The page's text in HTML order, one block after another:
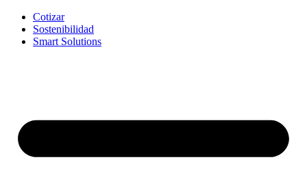
Cotizar
Sostenibilidad
Smart Solutions